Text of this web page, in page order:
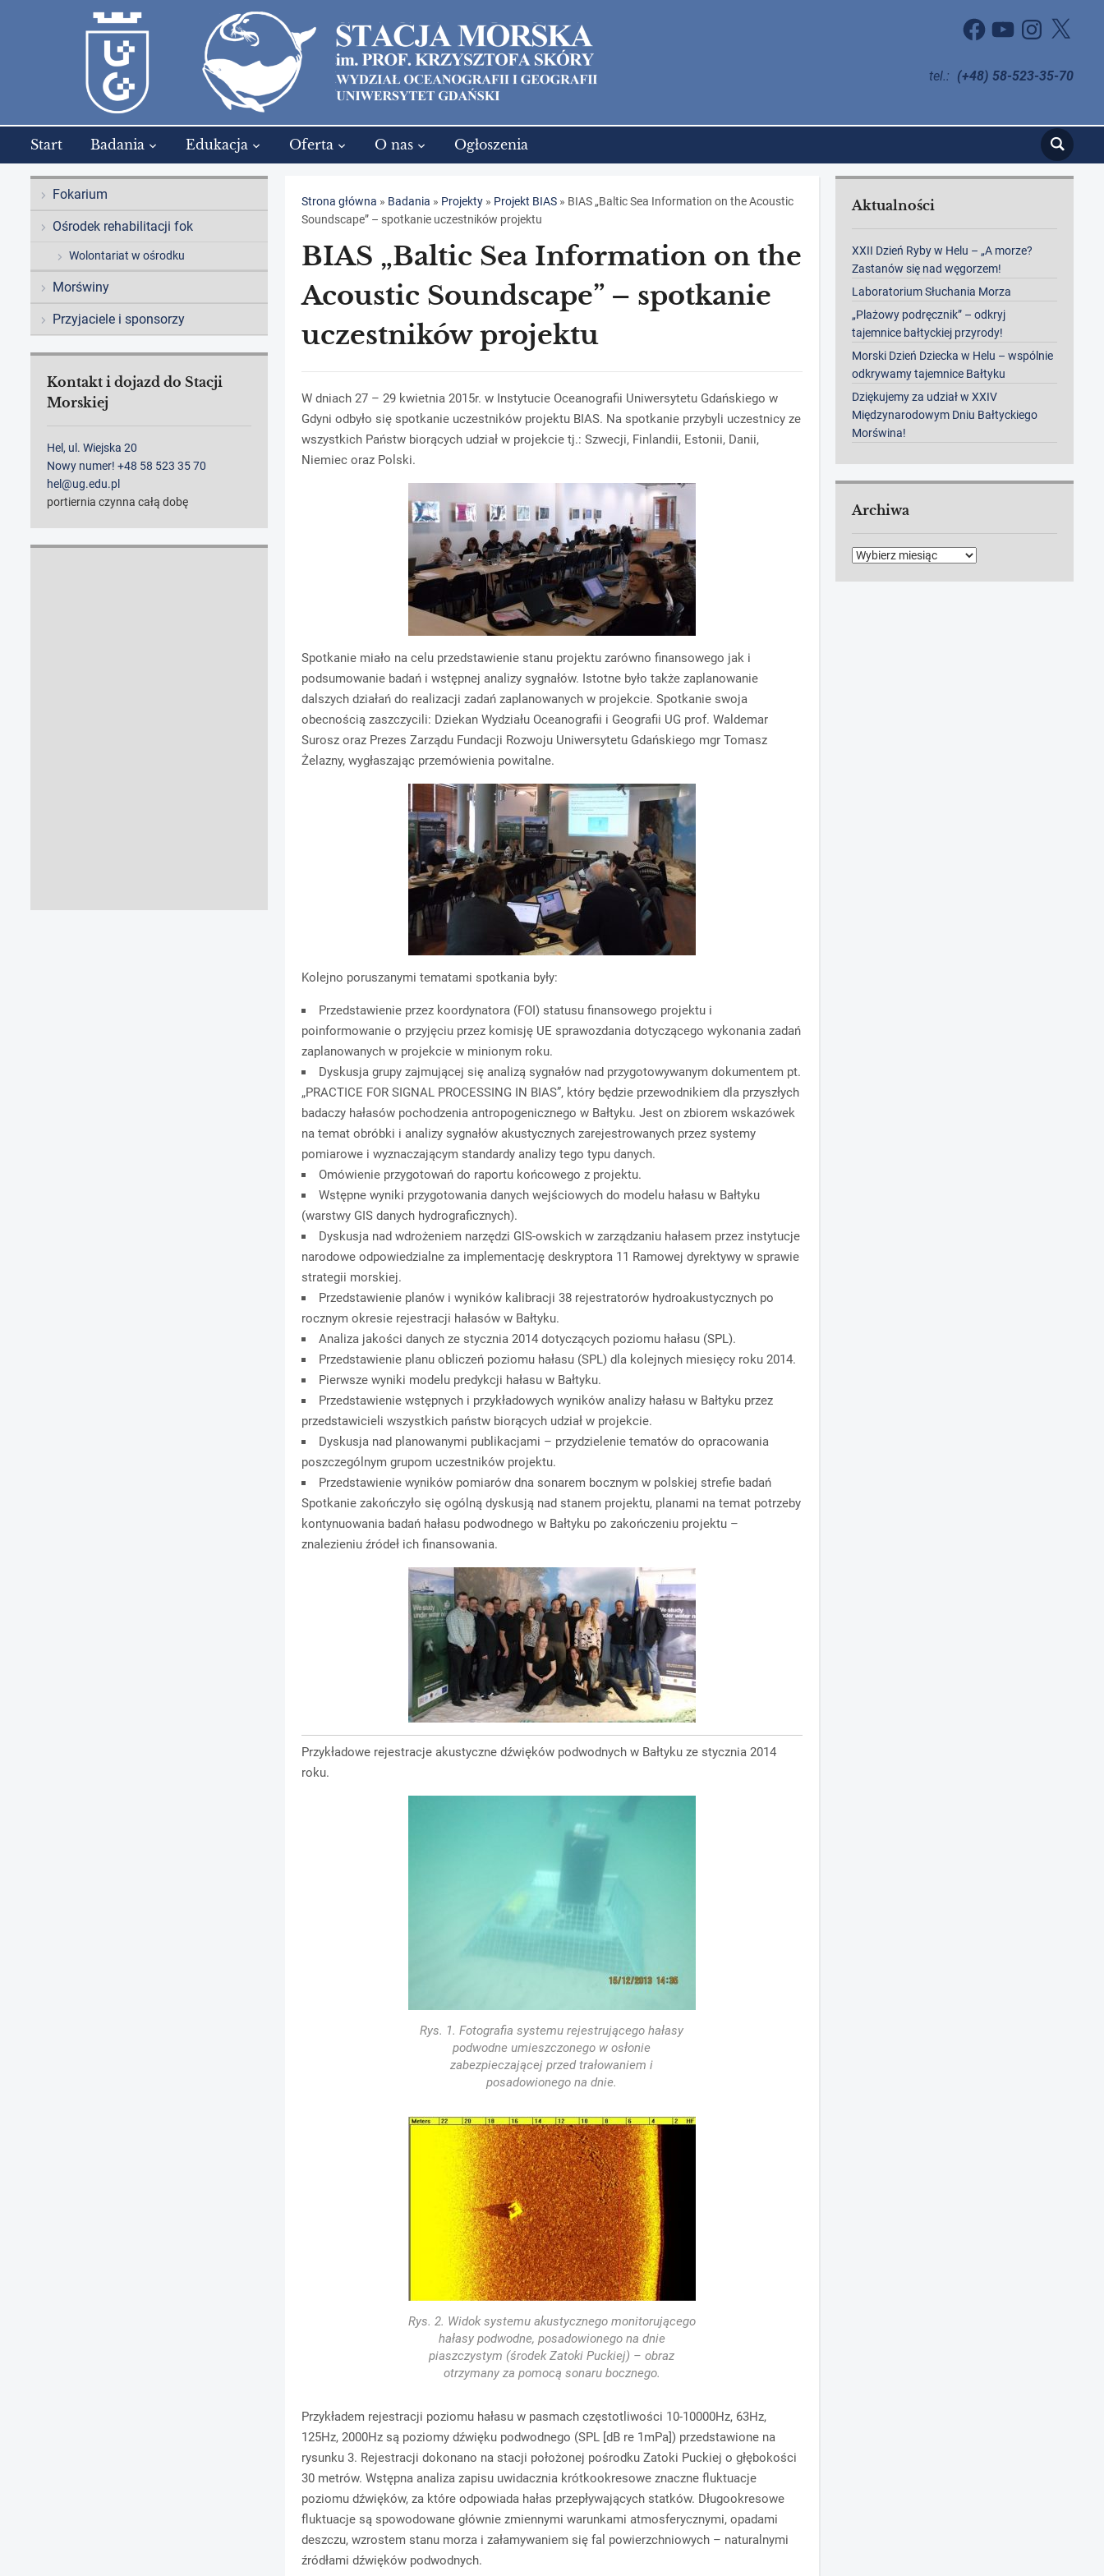
FacebookYouTubeInstagram
X
tel.: (+48) 58-523-35-70
Start Badania Edukacja Oferta O nas Ogłoszenia
Fokarium
Ośrodek rehabilitacji fok
Wolontariat w ośrodku
Morświny
Przyjaciele i sponsorzy
Kontakt i dojazd do Stacji
Morskiej
Hel, ul. Wiejska 20
Nowy numer! +48 58 523 35 70
hel@ug.edu.pl
portiernia czynna całą dobę
Strona główna » Badania » Projekty » Projekt BIAS » BIAS „Baltic Sea Information on the Acoustic
Soundscape” – spotkanie uczestników projektu
BIAS „Baltic Sea Information on the
Acoustic Soundscape” – spotkanie
uczestników projektu
W dniach 27 – 29 kwietnia 2015r. w Instytucie Oceanografii Uniwersytetu Gdańskiego w
Gdyni odbyło się spotkanie uczestników projektu BIAS. Na spotkanie przybyli uczestnicy ze
wszystkich Państw biorących udział w projekcie tj.: Szwecji, Finlandii, Estonii, Danii,
Niemiec oraz Polski.
Spotkanie miało na celu przedstawienie stanu projektu zarówno finansowego jak i
podsumowanie badań i wstępnej analizy sygnałów. Istotne było także zaplanowanie
dalszych działań do realizacji zadań zaplanowanych w projekcie. Spotkanie swoja
obecnością zaszczycili: Dziekan Wydziału Oceanografii i Geografii UG prof. Waldemar
Surosz oraz Prezes Zarządu Fundacji Rozwoju Uniwersytetu Gdańskiego mgr Tomasz
Żelazny, wygłaszając przemówienia powitalne.
Kolejno poruszanymi tematami spotkania były:
Przedstawienie przez koordynatora (FOI) statusu finansowego projektu i
poinformowanie o przyjęciu przez komisję UE sprawozdania dotyczącego wykonania zadań
zaplanowanych w projekcie w minionym roku.
Dyskusja grupy zajmującej się analizą sygnałów nad przygotowywanym dokumentem pt.
„PRACTICE FOR SIGNAL PROCESSING IN BIAS”, który będzie przewodnikiem dla przyszłych
badaczy hałasów pochodzenia antropogenicznego w Bałtyku. Jest on zbiorem wskazówek
na temat obróbki i analizy sygnałów akustycznych zarejestrowanych przez systemy
pomiarowe i wyznaczającym standardy analizy tego typu danych.
Omówienie przygotowań do raportu końcowego z projektu.
Wstępne wyniki przygotowania danych wejściowych do modelu hałasu w Bałtyku
(warstwy GIS danych hydrograficznych).
Dyskusja nad wdrożeniem narzędzi GIS-owskich w zarządzaniu hałasem przez instytucje
narodowe odpowiedzialne za implementację deskryptora 11 Ramowej dyrektywy w sprawie
strategii morskiej.
Przedstawienie planów i wyników kalibracji 38 rejestratorów hydroakustycznych po
rocznym okresie rejestracji hałasów w Bałtyku.
Analiza jakości danych ze stycznia 2014 dotyczących poziomu hałasu (SPL).
Przedstawienie planu obliczeń poziomu hałasu (SPL) dla kolejnych miesięcy roku 2014.
Pierwsze wyniki modelu predykcji hałasu w Bałtyku.
Przedstawienie wstępnych i przykładowych wyników analizy hałasu w Bałtyku przez
przedstawicieli wszystkich państw biorących udział w projekcie.
Dyskusja nad planowanymi publikacjami – przydzielenie tematów do opracowania
poszczególnym grupom uczestników projektu.
Przedstawienie wyników pomiarów dna sonarem bocznym w polskiej strefie badań
Spotkanie zakończyło się ogólną dyskusją nad stanem projektu, planami na temat potrzeby
kontynuowania badań hałasu podwodnego w Bałtyku po zakończeniu projektu –
znalezieniu źródeł ich finansowania.
Przykładowe rejestracje akustyczne dźwięków podwodnych w Bałtyku ze stycznia 2014
roku.
Rys. 1. Fotografia systemu rejestrującego hałasy
podwodne umieszczonego w osłonie
zabezpieczającej przed trałowaniem i
posadowionego na dnie.
Rys. 2. Widok systemu akustycznego monitorującego
hałasy podwodne, posadowionego na dnie
piaszczystym (środek Zatoki Puckiej) – obraz
otrzymany za pomocą sonaru bocznego.
Przykładem rejestracji poziomu hałasu w pasmach częstotliwości 10-10000Hz, 63Hz,
125Hz, 2000Hz są poziomy dźwięku podwodnego (SPL [dB re 1mPa]) przedstawione na
rysunku 3. Rejestracji dokonano na stacji położonej pośrodku Zatoki Puckiej o głębokości
30 metrów. Wstępna analiza zapisu uwidacznia krótkookresowe znaczne fluktuacje
poziomu dźwięków, za które odpowiada hałas przepływających statków. Długookresowe
fluktuacje są spowodowane głównie zmiennymi warunkami atmosferycznymi, opadami
deszczu, wzrostem stanu morza i załamywaniem się fal powierzchniowych – naturalnymi
źródłami dźwięków podwodnych.
Aktualności
XXII Dzień Ryby w Helu – „A morze?
Zastanów się nad węgorzem!
Laboratorium Słuchania Morza
„Plażowy podręcznik” – odkryj
tajemnice bałtyckiej przyrody!
Morski Dzień Dziecka w Helu – wspólnie
odkrywamy tajemnice Bałtyku
Dziękujemy za udział w XXIV
Międzynarodowym Dniu Bałtyckiego
Morświna!
Archiwa
Archiwa